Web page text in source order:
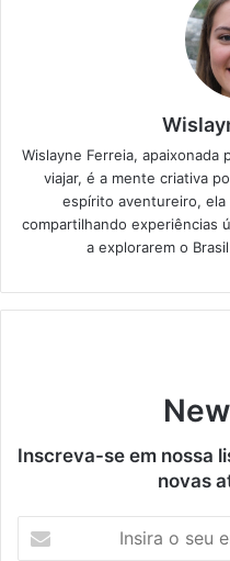
Wislayne Ferreia,
viajar, é a mente criativa
espírito aventureiro, ela
compartilhando experiências
a explorarem o
Inscreva-se em nossa
novas